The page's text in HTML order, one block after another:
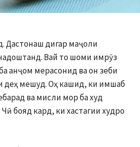
Дастонаш дигар маҷоли
Вай то шоми имрӯз
анҷом мерасонид ва он зеби
деҳ мешуд. Оҳ кашид, ки имшаб
ва мисли мор ба худ
бояд кард, ки хастагии худро